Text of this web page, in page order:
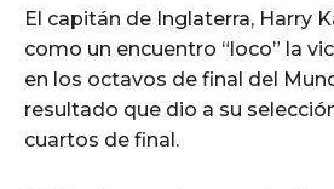
El capitán de Inglaterra, Harry
como un encuentro “loco” la
en los octavos de final del
resultado que dio a su
cuartos de final.